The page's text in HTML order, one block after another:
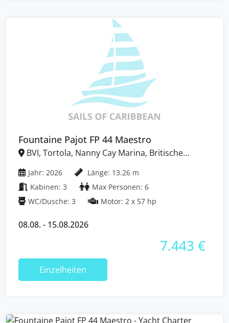
Fountaine Pajot FP 44 Maestro
Jahr: 2026
Länge: 13.26 m
Kabinen: 3
Max Personen: 6
WC/Dusche: 3
Motor: 2 x 57 hp
08.08. - 15.08.2026
7.443 €
Einzelheiten